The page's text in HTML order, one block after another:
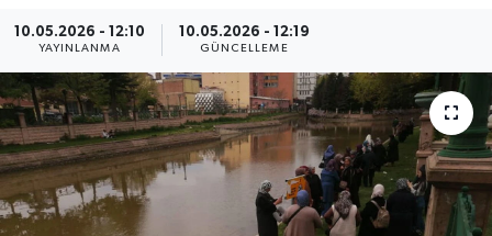
10.05.2026 - 12:10
YAYINLANMA
10.05.2026 - 12:19
GÜNCELLEME
Haber Arşivi